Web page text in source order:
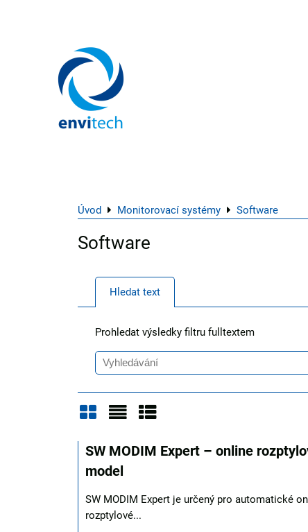
Úvod Monitorovací systémy Software
Software
Hledat text
Prohledat výsledky filtru fulltextem
Mřížka
SW MODIM Expert – online
model
SW MODIM Expert je určený pro automatické
rozptylové...